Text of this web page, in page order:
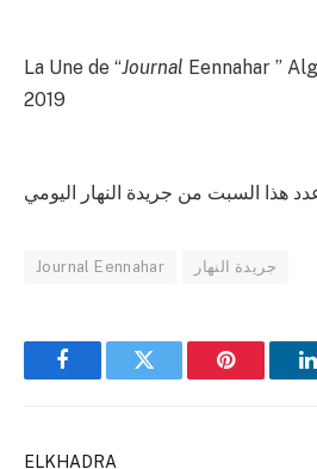
La Une de “Journal Eennahar ”
2019
هذا السبت من جريدة النهار اليومي
Journal Eennahar جريدة النهار
FacebookTwitter Pinterest
ELKHADRA